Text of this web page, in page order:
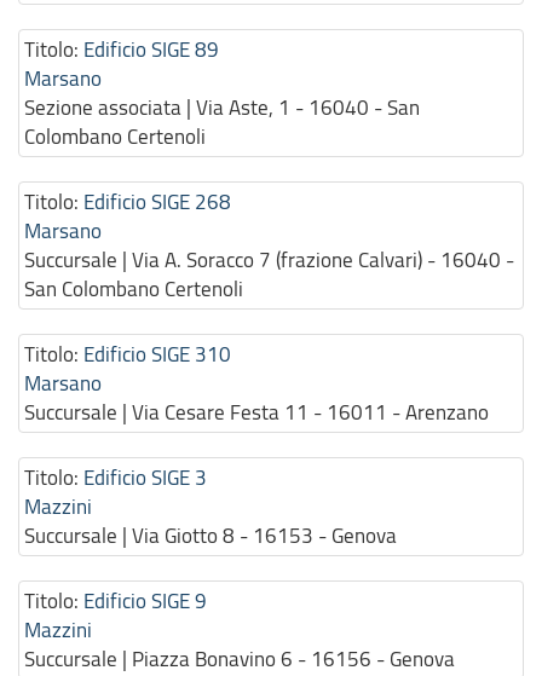
Titolo: Edificio SIGE 89
Marsano
Sezione associata | Via Aste, 1 - 16040 - San
Colombano Certenoli
Titolo: Edificio SIGE 268
Marsano
Succursale | Via A. Soracco 7 (frazione Calvari) - 16040 -
San Colombano Certenoli
Titolo: Edificio SIGE 310
Marsano
Succursale | Via Cesare Festa 11 - 16011 - Arenzano
Titolo: Edificio SIGE 3
Mazzini
Succursale | Via Giotto 8 - 16153 - Genova
Titolo: Edificio SIGE 9
Mazzini
Succursale | Piazza Bonavino 6 - 16156 - Genova